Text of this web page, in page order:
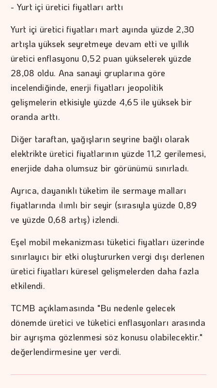
- Yurt içi üretici fiyatları arttı
Yurt içi üretici fiyatları mart ayında yüzde 2,30
artışla yüksek seyretmeye devam etti ve yıllık
üretici enflasyonu 0,52 puan yükselerek yüzde
28,08 oldu. Ana sanayi gruplarına göre
incelendiğinde, enerji fiyatları jeopolitik
gelişmelerin etkisiyle yüzde 4,65 ile yüksek bir
oranda arttı.
Diğer taraftan, yağışların seyrine bağlı olarak
elektrikte üretici fiyatlarının yüzde 11,2 gerilemesi,
enerjide daha olumsuz bir görünümü sınırladı.
Ayrıca, dayanıklı tüketim ile sermaye malları
fiyatlarında ılımlı bir seyir (sırasıyla yüzde 0,89
ve yüzde 0,68 artış) izlendi.
Eşel mobil mekanizması tüketici fiyatları üzerinde
sınırlayıcı bir etki oluştururken vergi dışı derlenen
üretici fiyatları küresel gelişmelerden daha fazla
etkilendi.
TCMB açıklamasında "Bu nedenle gelecek
dönemde üretici ve tüketici enflasyonları arasında
bir ayrışma gözlenmesi söz konusu olabilecektir."
değerlendirmesine yer verdi.